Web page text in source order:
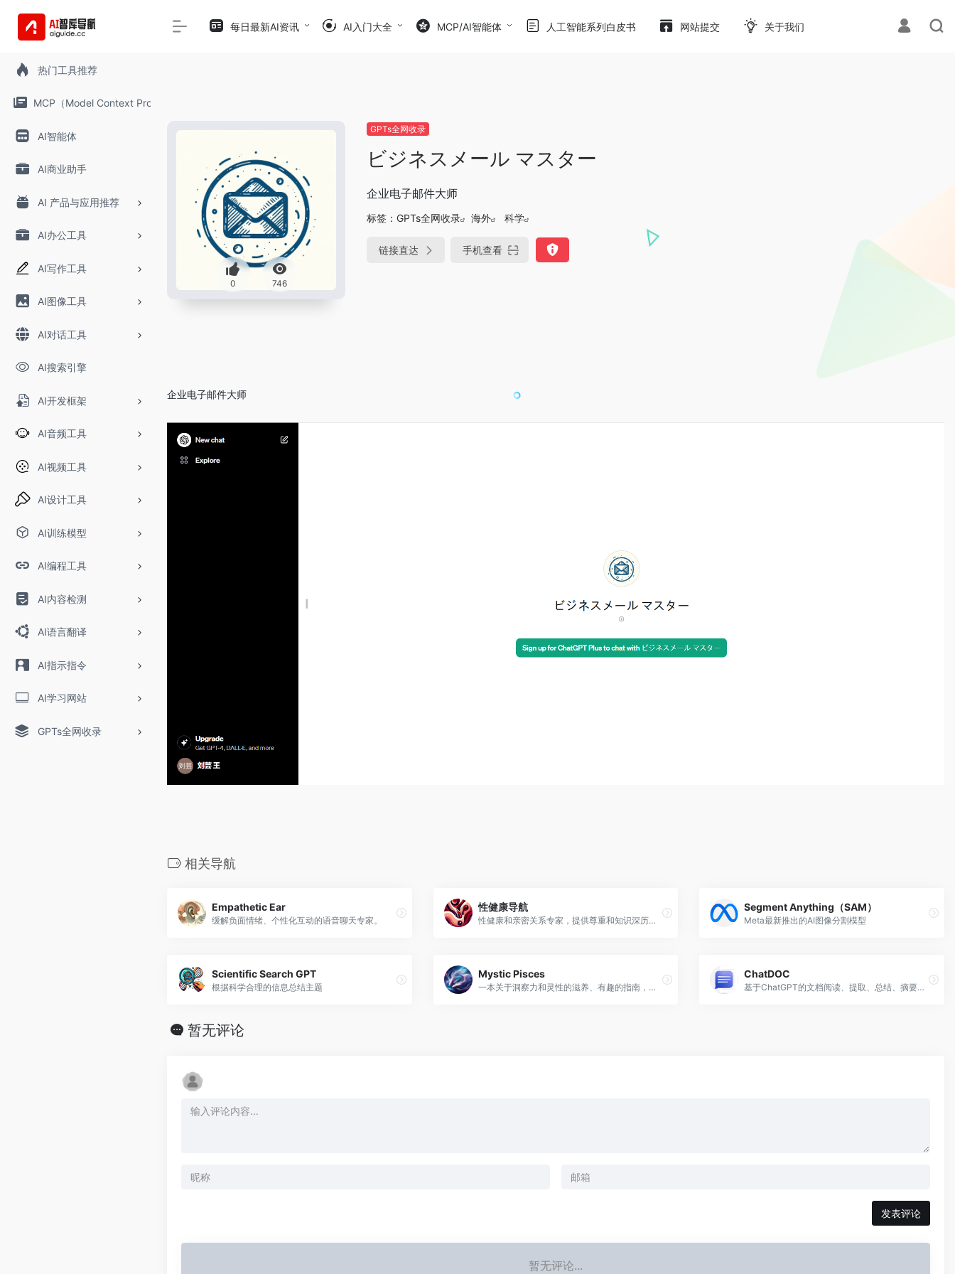
热门工具推荐
MCP（Model Context Protocol）
AI智能体
AI商业助手
AI 产品与应用推荐
AI办公工具
AI写作工具
AI图像工具
AI对话工具
AI搜索引擎
AI开发框架
AI音频工具
AI视频工具
AI设计工具
AI训练模型
AI编程工具
AI内容检测
AI语言翻译
AI指示指令
AI学习网站
GPTs全网收录
每日最新AI资讯 AI入门大全 MCP/AI智能体 人工智能系列白皮书 网站提交 关于我们
0 746
GPTs全网收录
ビジネスメール マスター
企业电子邮件大师
标签： GPTs全网收录 海外 科学
链接直达 手机查看
企业电子邮件大师
相关导航
Empathetic Ear
缓解负面情绪、个性化互动的语音聊天专家。
性健康导航
性健康和亲密关系专家，提供尊重和知识深历的建议。
Segment Anything（SAM）
Meta最新推出的AI图像分割模型
Scientific Search GPT
根据科学合理的信息总结主题
Mystic Pisces
一本关于洞察力和灵性的滋养、有趣的指南，适合双鱼座。
ChatDOC
基于ChatGPT的文档阅读、提取、总结、摘要的工具
暂无评论
发表评论
暂无评论...